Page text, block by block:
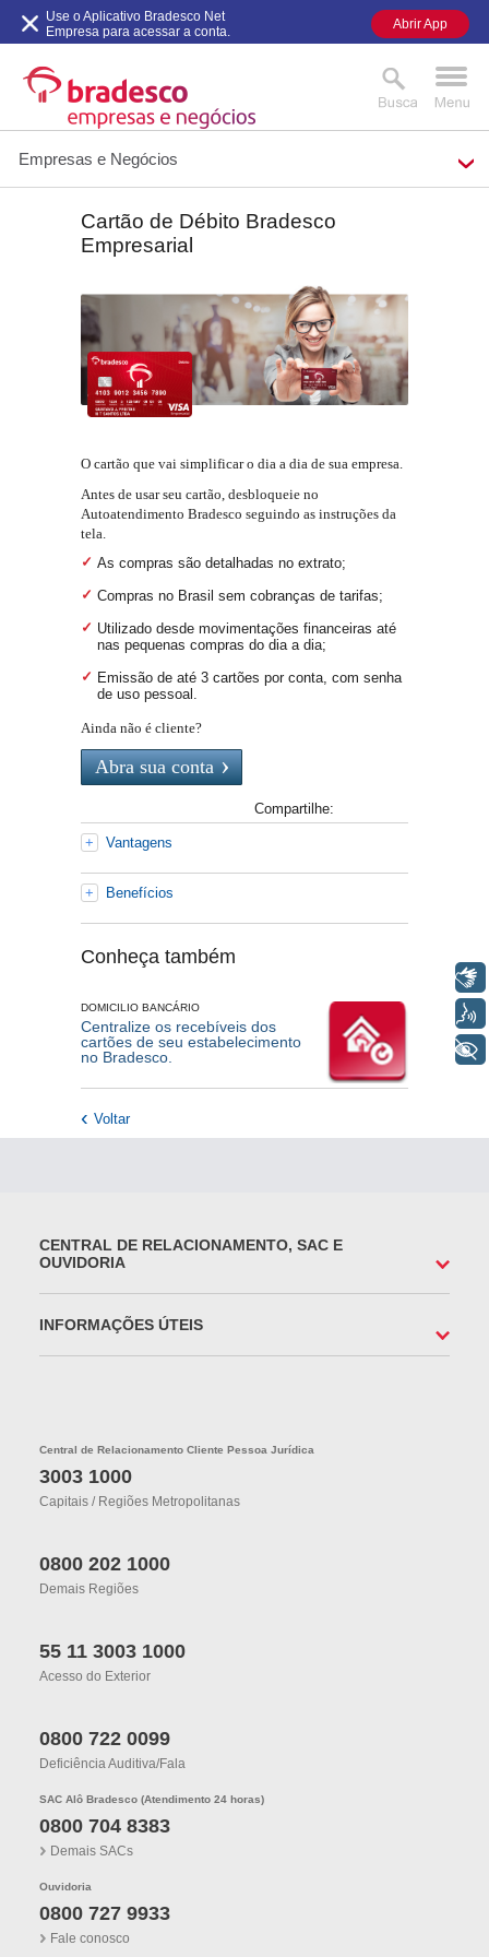
Empresas e Negócios
MAIS BUSCADOS
Cartão de Débito Bradesco
Empresarial
O cartão que vai simplificar o dia a dia de sua empresa.
Antes de usar seu cartão, desbloqueie no
Autoatendimento Bradesco seguindo as instruções da
tela.
As compras são detalhadas no extrato;
Compras no Brasil sem cobranças de tarifas;
Utilizado desde movimentações financeiras até
nas pequenas compras do dia a dia;
Emissão de até 3 cartões por conta, com senha
de uso pessoal.
Ainda não é cliente?
Abra sua conta
Compartilhe:
Vantagens
Benefícios
Conheça também
DOMICILIO BANCÁRIO
Centralize os recebíveis dos
cartões de seu estabelecimento
no Bradesco.
Voltar
Voz
+ Acessibilidade
CENTRAL DE RELACIONAMENTO, SAC E
OUVIDORIA
INFORMAÇÕES ÚTEIS
Central de Relacionamento Cliente Pessoa Jurídica
3003 1000
Capitais / Regiões Metropolitanas
0800 202 1000
Demais Regiões
55 11 3003 1000
Acesso do Exterior
0800 722 0099
Deficiência Auditiva/fala
SAC Alô Bradesco (Atendimento 24 horas)
0800 704 8383
Demais SACs
Ouvidoria
0800 727 9933
Fale conosco
Use o Aplicativo Bradesco Net
Empresa para acessar a conta.
Abrir App